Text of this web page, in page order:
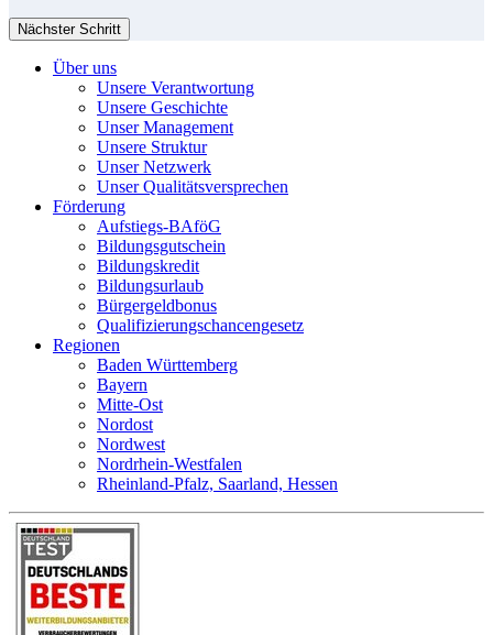
Nächster Schritt
Über uns
Unsere Verantwortung
Unsere Geschichte
Unser Management
Unsere Struktur
Unser Netzwerk
Unser Qualitätsversprechen
Förderung
Aufstiegs-BAföG
Bildungsgutschein
Bildungskredit
Bildungsurlaub
Bürgergeldbonus
Qualifizierungschancengesetz
Regionen
Baden Württemberg
Bayern
Mitte-Ost
Nordost
Nordwest
Nordrhein-Westfalen
Rheinland-Pfalz, Saarland, Hessen